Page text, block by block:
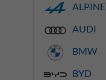
ALPINE
AUDI
BMW
BYD